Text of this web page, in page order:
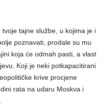
tajne službe, u kojima je i
poznavati, prodale su mu
koja će odmah pasti, a vlast
Koji je neki potkapacitirani
krive procjene
rata na udaru Moskva i